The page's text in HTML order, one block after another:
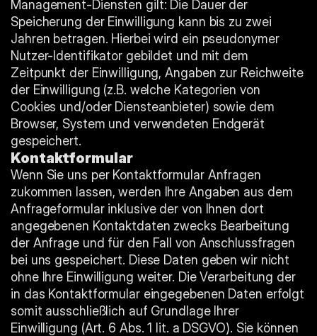
Management-Diensten gilt: Die Dauer der
Speicherung der Einwilligung kann bis zu zwei
Jahren betragen. Hierbei wird ein pseudonymer
Nutzer-Identifikator gebildet und mit dem
Zeitpunkt der Einwilligung, Angaben zur Reichweite
der Einwilligung (z.B. welche Kategorien von
Cookies und/oder Diensteanbieter) sowie dem
Browser, System und verwendeten Endgerät
gespeichert.
Kontaktformular
Wenn Sie uns per Kontaktformular Anfragen
zukommen lassen, werden Ihre Angaben aus dem
Anfrageformular inklusive der von Ihnen dort
angegebenen Kontaktdaten zwecks Bearbeitung
der Anfrage und für den Fall von Anschlussfragen
bei uns gespeichert. Diese Daten geben wir nicht
ohne Ihre Einwilligung weiter. Die Verarbeitung der
in das Kontaktformular eingegebenen Daten erfolgt
somit ausschließlich auf Grundlage Ihrer
Einwilligung (Art. 6 Abs. 1 lit. a DSGVO). Sie können